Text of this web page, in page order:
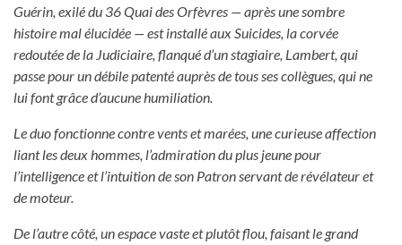
Guérin, exilé du 36 Quai des Orfèvres — après une sombre
histoire mal élucidée — est installé aux Suicides, la corvée
redoutée de la Judiciaire, flanqué d’un stagiaire, Lambert, qui
passe pour un débile patenté auprès de tous ses collègues, qui ne
lui font grâce d’aucune humiliation.
Le duo fonctionne contre vents et marées, une curieuse affection
liant les deux hommes, l’admiration du plus jeune pour
l’intelligence et l’intuition de son Patron servant de révélateur et
de moteur.
De l’autre côté, un espace vaste et plutôt flou, faisant le grand